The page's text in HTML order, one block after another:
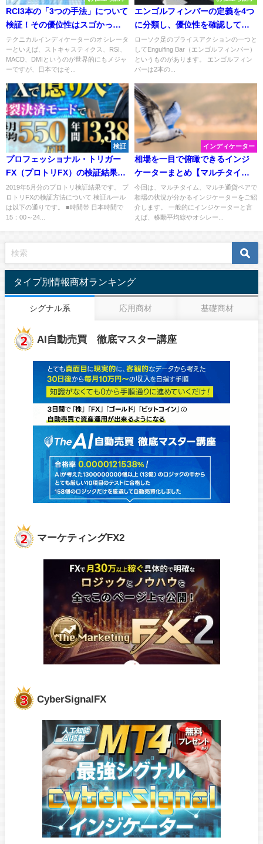
RCI3本の「3つの手法」について
検証！その優位性はスゴかっ
た！
テクニカルインディケーターのオシレータ
ーといえば、ストキャスティクス、RSI、
MACD、DMIというのが世界的にもメジャ
ーですが、日本ではそ...
エンゴルフィンバーの定義を4つ
に分類し、優位性を確認してみ
た【インジ配布】
ローソク足のプライスアクションの一つと
してEngulfing Bar（エンゴルフィンバー）
というものがあります。 エンゴルフィン
バーは2本の...
検証
プロフェッショナル・トリガー
FX（プロトリFX）の検証結果
（2019年5月分）
2019年5月分のプロトリ検証結果です。 プ
ロトリFXの検証方法について 検証ルール
は以下の通りです。 ■時間帯 日本時間で
15：00～24...
インディケーター
相場を一目で俯瞰できるインジ
ケーターまとめ【マルチタイ
ム・マルチ通貨ペア】
今回は、マルチタイム、マルチ通貨ペアで
相場の状況が分かるインジケーターをご紹
介します。 一般的にインジケーターと言
えば、移動平均線やオシレー...
タイプ別情報商材ランキング
シグナル系 応用商材 基礎商材
AI自動売買 徹底マスター講座
マーケティングFX2
CyberSignalFX